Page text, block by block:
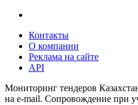
Контакты
О компании
Реклама на сайте
API
Мониторинг тендеров
на e-mail. Сопровождение при